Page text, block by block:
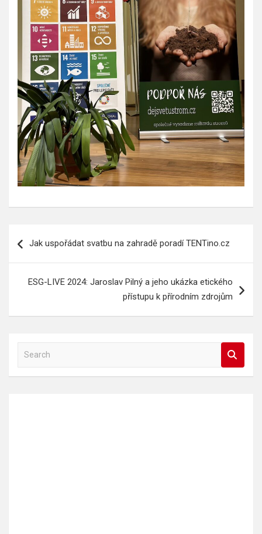
proJak uspořádat svatbu na zahradě poradí TENTino.cz
ESG-LIVE 2024: Jaroslav Pilný a jeho ukázka etického
přístupu k přírodním zdrojům
a